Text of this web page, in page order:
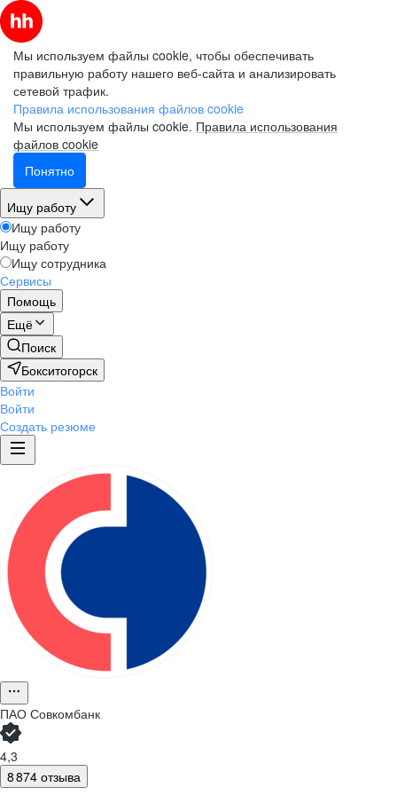
Мы используем файлы cookie, чтобы обеспечивать
правильную работу нашего веб-сайта и анализировать
сетевой трафик.
Правила использования файлов cookie
Мы используем файлы cookie. Правила использования
файлов cookie
Понятно
Ищу работу
Ищу работу
Ищу работу
Ищу сотрудника
Сервисы
Помощь
Ещё
Поиск
Бокситогорск
Войти
Войти
Создать резюме
ПАО Совкомбанк
4,3
8 874 отзыва